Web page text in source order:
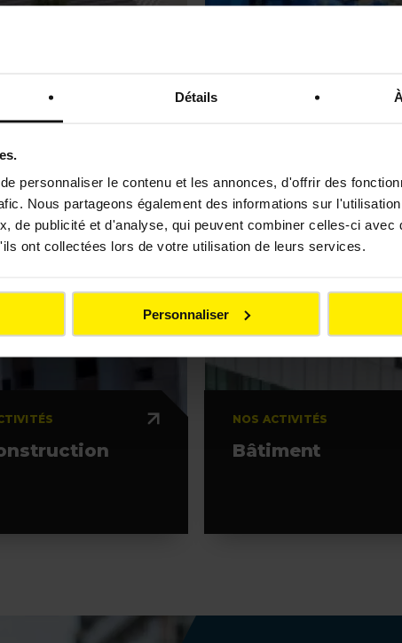
Détails
personnaliser le contenu et les annonces, d'offrir des
Nous partageons également des informations sur
de publicité et d'analyse, qui peuvent combiner celles-ci avec
ont collectées lors de votre utilisation de leurs services.
Personnaliser
NOS ACTIVITÉS
Bâtiment